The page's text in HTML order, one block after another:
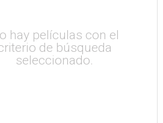
hay películas con el
de búsqueda
seleccionado.